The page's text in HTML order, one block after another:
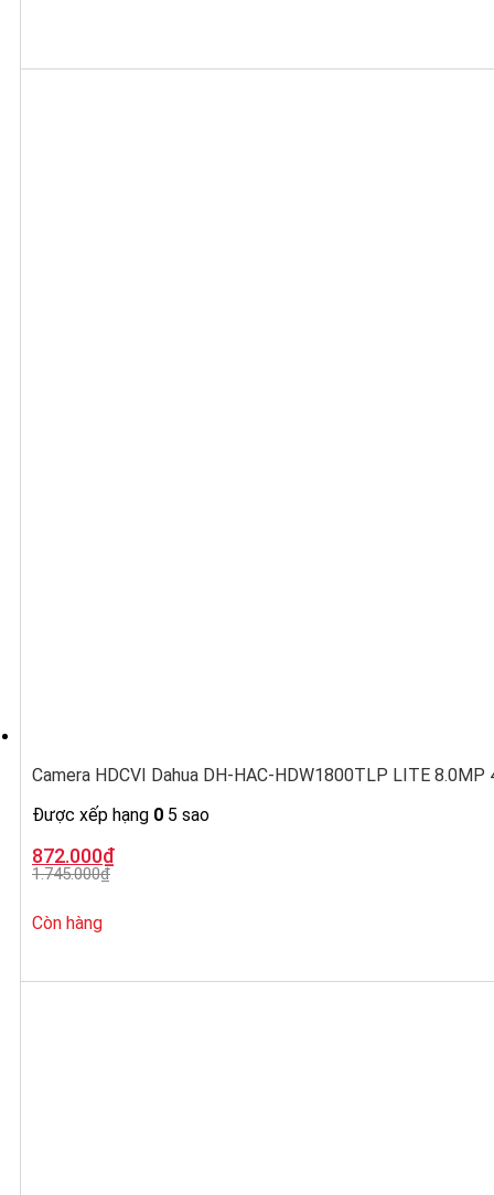
Camera HDCVI Dahua DH-HAC-HDW1800TLP LITE 8.0MP
Được xếp hạng 0 5 sao
1.745.000₫
Giá
gốc
là:
872.000₫
Giá
hiện
tại
872.000₫.
Còn hàng